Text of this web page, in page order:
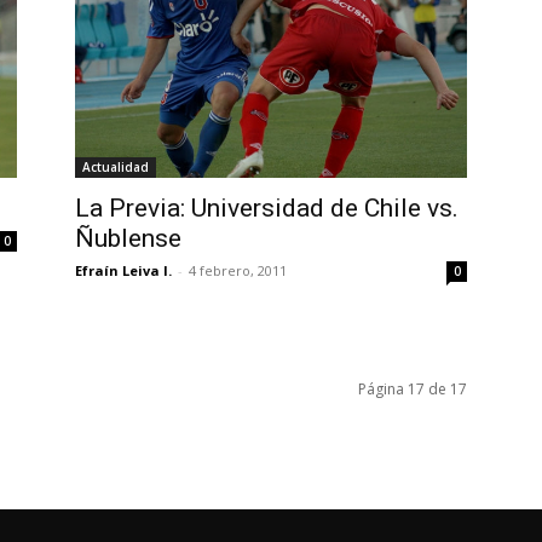
0
Actualidad
La Previa: Universidad de Chile vs.
Ñublense
Efraín Leiva I. - 4 febrero, 2011 0
Página 17 de 17